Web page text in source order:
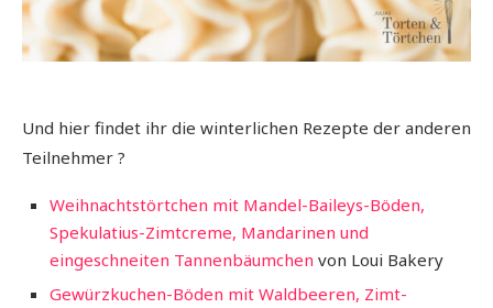
Und hier findet ihr die winterlichen Rezepte der anderen
Teilnehmer ?
Weihnachtstörtchen mit Mandel-Baileys-Böden,
Spekulatius-Zimtcreme, Mandarinen und
eingeschneiten Tannenbäumchen von Loui Bakery
Gewürzkuchen-Böden mit Waldbeeren, Zimt-